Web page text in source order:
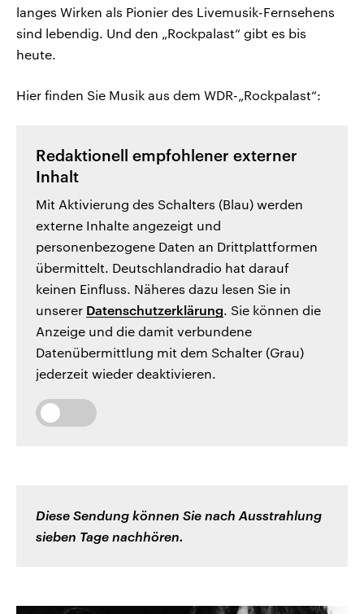
langes Wirken als Pionier des Livemusik-Fernsehens
sind lebendig. Und den „Rockpalast“ gibt es bis
heute.
Hier finden Sie Musik aus dem WDR-„Rockpalast“:
Redaktionell empfohlener externer
Inhalt
Mit Aktivierung des Schalters (Blau) werden
externe Inhalte angezeigt und
personenbezogene Daten an Drittplattformen
übermittelt. Deutschlandradio hat darauf
keinen Einfluss. Näheres dazu lesen Sie in
unserer Datenschutzerklärung. Sie können die
Anzeige und die damit verbundene
Datenübermittlung mit dem Schalter (Grau)
jederzeit wieder deaktivieren.
Diese Sendung können Sie nach Ausstrahlung
sieben Tage nachhören.